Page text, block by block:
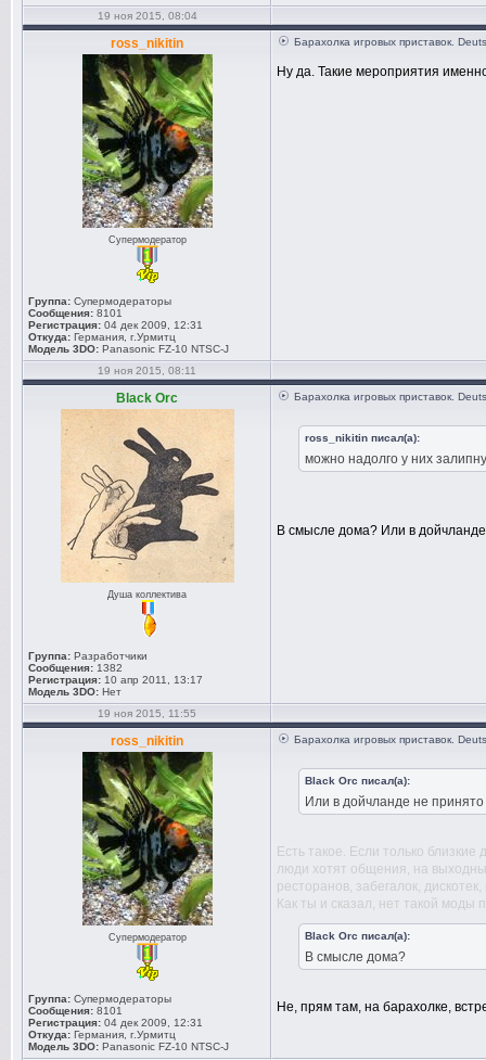
19 ноя 2015, 08:04
ross_nikitin
Супермодератор
Группа: Супермодераторы
Сообщения: 8101
Регистрация: 04 дек 2009, 12:31
Откуда: Германия, г.Урмитц
Модель 3DO: Panasonic FZ-10 NTSC-J
Барахолка игровых приставок.
Ну да. Такие мероприятия
19 ноя 2015, 08:11
Black Orc
Душа коллектива
Группа: Разработчики
Сообщения: 1382
Регистрация: 10 апр 2011, 13:17
Модель 3DO: Нет
Барахолка игровых приставок.
ross_nikitin писал(а):
можно надолго у них
В смысле дома? Или в
19 ноя 2015, 11:55
ross_nikitin
Супермодератор
Группа: Супермодераторы
Сообщения: 8101
Регистрация: 04 дек 2009, 12:31
Откуда: Германия, г.Урмитц
Модель 3DO: Panasonic FZ-10 NTSC-J
Барахолка игровых приставок.
Black Orc писал(а):
Или в дойчланде не
Есть такое. Если только
люди хотят общения, на
ресторанов, забегалок,
Как ты и сказал, нет такой моды
Black Orc писал(а):
В смысле дома?
Не, прям там, на барахолке,